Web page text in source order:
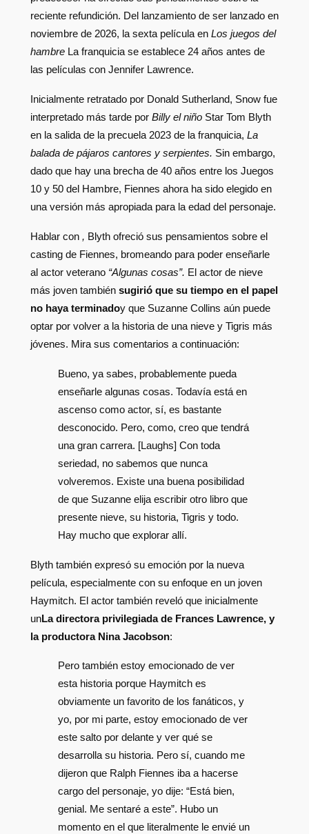
reciente refundición. Del lanzamiento de ser lanzado en
noviembre de 2026, la sexta película en Los juegos del
hambreLa franquicia se establece 24 años antes de
las películas con Jennifer Lawrence.
Inicialmente retratado por Donald Sutherland, Snow fue
interpretado más tarde por Billy el niñoStar Tom Blyth
en la salida de la precuela 2023 de la franquicia, La
balada de pájaros cantores y serpientes. Sin embargo,
dado que hay una brecha de 40 años entre los Juegos
10 y 50 del Hambre, Fiennes ahora ha sido elegido en
una versión más apropiada para la edad del personaje.
Hablar con , Blyth ofreció sus pensamientos sobre el
casting de Fiennes, bromeando para poder enseñarle
al actor veterano “Algunas cosas”. El actor de nieve
más joven también sugirió que su tiempo en el papel
no haya terminadoy que Suzanne Collins aún puede
optar por volver a la historia de una nieve y Tigris más
jóvenes. Mira sus comentarios a continuación:
Bueno, ya sabes, probablemente pueda
enseñarle algunas cosas. Todavía está en
ascenso como actor, sí, es bastante
desconocido. Pero, como, creo que tendrá
una gran carrera. [Laughs] Con toda
seriedad, no sabemos que nunca
volveremos. Existe una buena posibilidad
de que Suzanne elija escribir otro libro que
presente nieve, su historia, Tigris y todo.
Hay mucho que explorar allí.
Blyth también expresó su emoción por la nueva
película, especialmente con su enfoque en un joven
Haymitch. El actor también reveló que inicialmente
unLa directora privilegiada de Frances Lawrence, y
la productora Nina Jacobson:
Pero también estoy emocionado de ver
esta historia porque Haymitch es
obviamente un favorito de los fanáticos, y
yo, por mi parte, estoy emocionado de ver
este salto por delante y ver qué se
desarrolla su historia. Pero sí, cuando me
dijeron que Ralph Fiennes iba a hacerse
cargo del personaje, yo dije: “Está bien,
genial. Me sentaré a este”. Hubo un
momento en el que literalmente le envié un